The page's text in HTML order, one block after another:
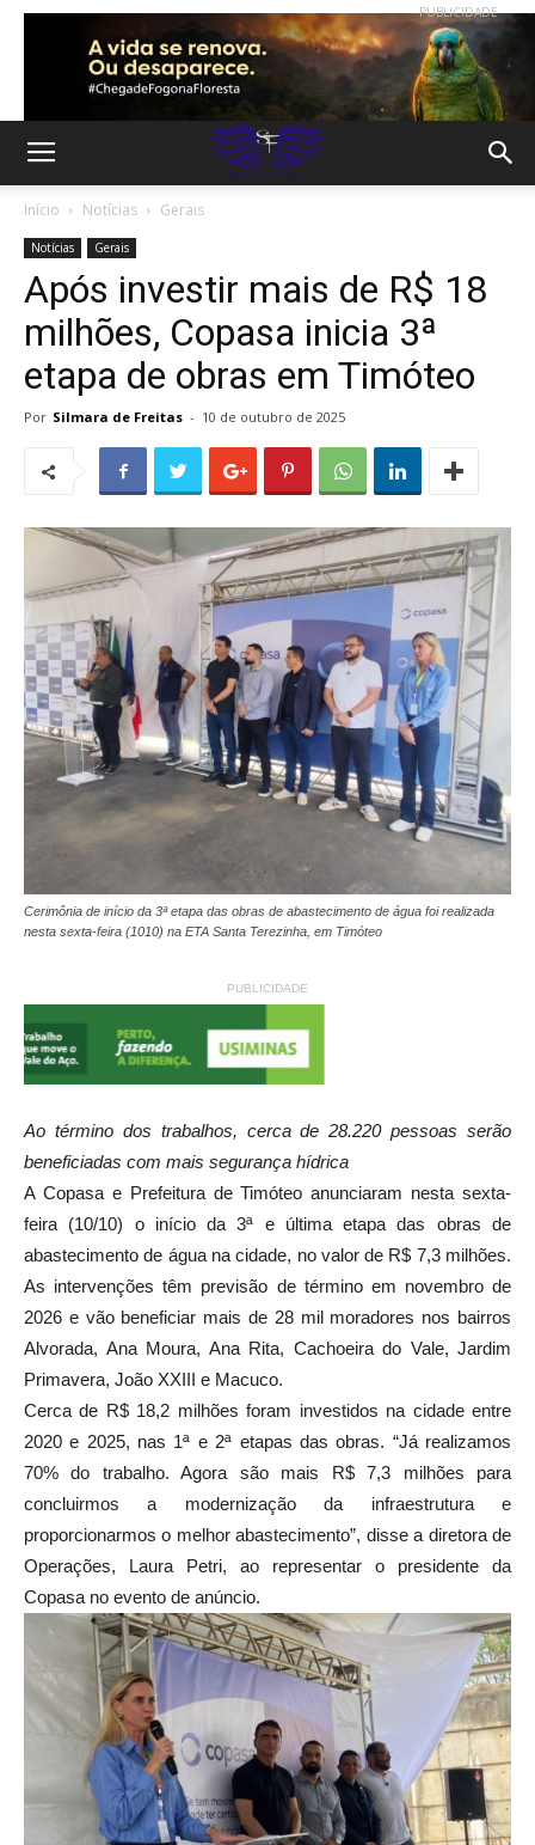
PUBLICIDADE
Início Notícias Gerais
Notícias Gerais
Após investir mais de R$ 18
milhões, Copasa inicia 3ª
etapa de obras em Timóteo
Por Silmara de Freitas - 10 de outubro de 2025
Cerimônia de início da 3ª etapa das obras de abastecimento de água foi realizada
nesta sexta-feira (1010) na ETA Santa Terezinha, em Timóteo
PUBLICIDADE
Ao término dos trabalhos, cerca de 28.220 pessoas serão
beneficiadas com mais segurança hídrica
A Copasa e Prefeitura de Timóteo anunciaram nesta sexta-
feira (10/10) o início da 3ª e última etapa das obras de
abastecimento de água na cidade, no valor de R$ 7,3 milhões.
As intervenções têm previsão de término em novembro de
2026 e vão beneficiar mais de 28 mil moradores nos bairros
Alvorada, Ana Moura, Ana Rita, Cachoeira do Vale, Jardim
Primavera, João XXIII e Macuco.
Cerca de R$ 18,2 milhões foram investidos na cidade entre
2020 e 2025, nas 1ª e 2ª etapas das obras. “Já realizamos
70% do trabalho. Agora são mais R$ 7,3 milhões para
concluirmos a modernização da infraestrutura e
proporcionarmos o melhor abastecimento”, disse a diretora de
Operações, Laura Petri, ao representar o presidente da
Copasa no evento de anúncio.